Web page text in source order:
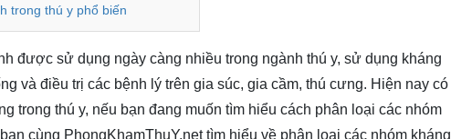
trong thú y phổ biến
được sử dụng ngày càng nhiều trong ngành thú y, sử dụng kháng
và điều trị các bệnh lý trên gia súc, gia cầm, thú cưng. Hiện nay có
trong thú y, nếu bạn đang muốn tìm hiểu cách phân loại các nhóm
cùng PhongKhamThuY.net tìm hiểu về phân loại các nhóm kháng